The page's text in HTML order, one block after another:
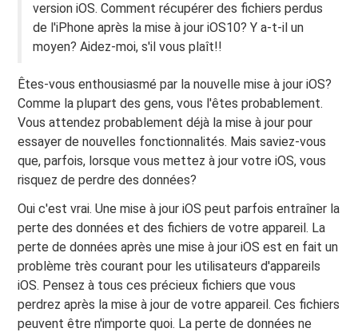
version iOS. Comment récupérer des fichiers perdus
de l'iPhone après la mise à jour iOS10? Y a-t-il un
moyen? Aidez-moi, s'il vous plaît!!
Êtes-vous enthousiasmé par la nouvelle mise à jour iOS?
Comme la plupart des gens, vous l'êtes probablement.
Vous attendez probablement déjà la mise à jour pour
essayer de nouvelles fonctionnalités. Mais saviez-vous
que, parfois, lorsque vous mettez à jour votre iOS, vous
risquez de perdre des données?
Oui c'est vrai. Une mise à jour iOS peut parfois entraîner la
perte des données et des fichiers de votre appareil. La
perte de données après une mise à jour iOS est en fait un
problème très courant pour les utilisateurs d'appareils
iOS. Pensez à tous ces précieux fichiers que vous
perdrez après la mise à jour de votre appareil. Ces fichiers
peuvent être n'importe quoi. La perte de données ne